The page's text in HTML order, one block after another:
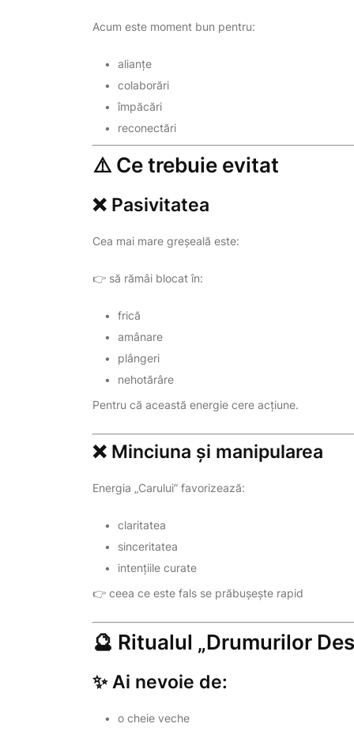
Acum este moment bun pentru:
alianțe
colaborări
împăcări
reconectări
⚠️ Ce trebuie evitat
❌ Pasivitatea
Cea mai mare greșeală este:
👉 să rămâi blocat în:
frică
amânare
plângeri
nehotărâre
Pentru că această energie cere acțiune.
❌ Minciuna și manipularea
Energia „Carului” favorizează:
claritatea
sinceritatea
intențiile curate
👉 ceea ce este fals se prăbușește rapid
🔮 Ritualul „Drumurilor
✨ Ai nevoie de:
o cheie veche